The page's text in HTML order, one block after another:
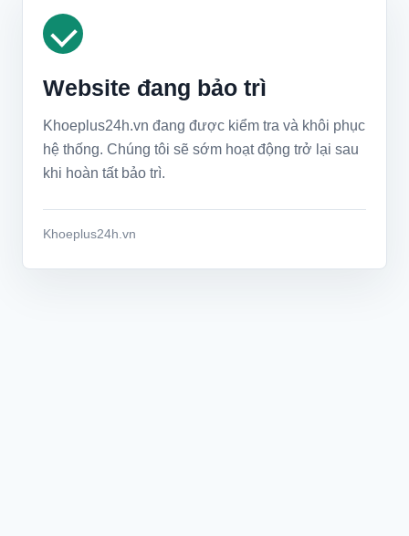
Website đang bảo trì
Khoeplus24h.vn đang được kiểm tra và khôi phục
hệ thống. Chúng tôi sẽ sớm hoạt động trở lại sau
khi hoàn tất bảo trì.
Khoeplus24h.vn